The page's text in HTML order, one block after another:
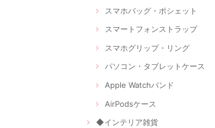
スマホバッグ・ポシェット
スマートフォンストラップ
スマホグリップ・リング
パソコン・タブレットケース
Apple Watchバンド
AirPodsケース
◆インテリア雑貨